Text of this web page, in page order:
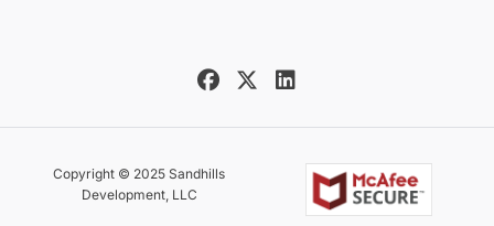
Copyright © 2025 Sandhills
Development, LLC